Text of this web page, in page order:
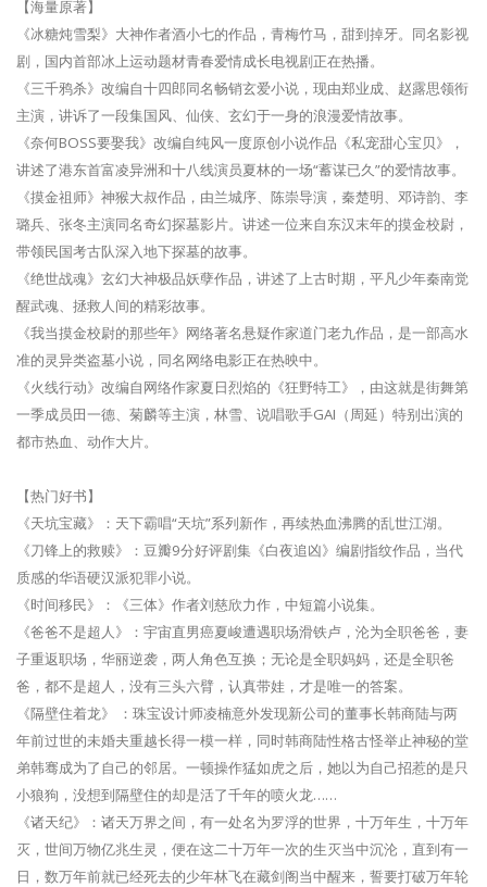
【海量原著】
《冰糖炖雪梨》大神作者酒小七的作品，青梅竹马，甜到掉牙。同名影视
剧，国内首部冰上运动题材青春爱情成长电视剧正在热播。
《三千鸦杀》改编自十四郎同名畅销玄爱小说，现由郑业成、赵露思领衔
主演，讲诉了一段集国风、仙侠、玄幻于一身的浪漫爱情故事。
《奈何BOSS要娶我》改编自纯风一度原创小说作品《私宠甜心宝贝》，
讲述了港东首富凌异洲和十八线演员夏林的一场“蓄谋已久”的爱情故事。
《摸金祖师》神猴大叔作品，由兰城序、陈崇导演，秦楚明、邓诗韵、李
璐兵、张冬主演同名奇幻探墓影片。讲述一位来自东汉末年的摸金校尉，
带领民国考古队深入地下探墓的故事。
《绝世战魂》玄幻大神极品妖孽作品，讲述了上古时期，平凡少年秦南觉
醒武魂、拯救人间的精彩故事。
《我当摸金校尉的那些年》网络著名悬疑作家道门老九作品，是一部高水
准的灵异类盗墓小说，同名网络电影正在热映中。
《火线行动》改编自网络作家夏日烈焰的《狂野特工》，由这就是街舞第
一季成员田一德、菊麟等主演，林雪、说唱歌手GAI（周延）特别出演的
都市热血、动作大片。
【热门好书】
《天坑宝藏》：天下霸唱“天坑”系列新作，再续热血沸腾的乱世江湖。
《刀锋上的救赎》：豆瓣9分好评剧集《白夜追凶》编剧指纹作品，当代
质感的华语硬汉派犯罪小说。
《时间移民》：《三体》作者刘慈欣力作，中短篇小说集。
《爸爸不是超人》：宇宙直男癌夏峻遭遇职场滑铁卢，沦为全职爸爸，妻
子重返职场，华丽逆袭，两人角色互换；无论是全职妈妈，还是全职爸
爸，都不是超人，没有三头六臂，认真带娃，才是唯一的答案。
《隔壁住着龙》 ：珠宝设计师凌楠意外发现新公司的董事长韩商陆与两
年前过世的未婚夫重越长得一模一样，同时韩商陆性格古怪举止神秘的堂
弟韩骞成为了自己的邻居。一顿操作猛如虎之后，她以为自己招惹的是只
小狼狗，没想到隔壁住的却是活了千年的喷火龙……
《诸天纪》：诸天万界之间，有一处名为罗浮的世界，十万年生，十万年
灭，世间万物亿兆生灵，便在这二十万年一次的生灭当中沉沦，直到有一
日，数万年前就已经死去的少年林飞在藏剑阁当中醒来，誓要打破万年轮